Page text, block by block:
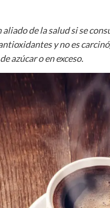
de la salud si se
y no es
azúcar o en exceso.